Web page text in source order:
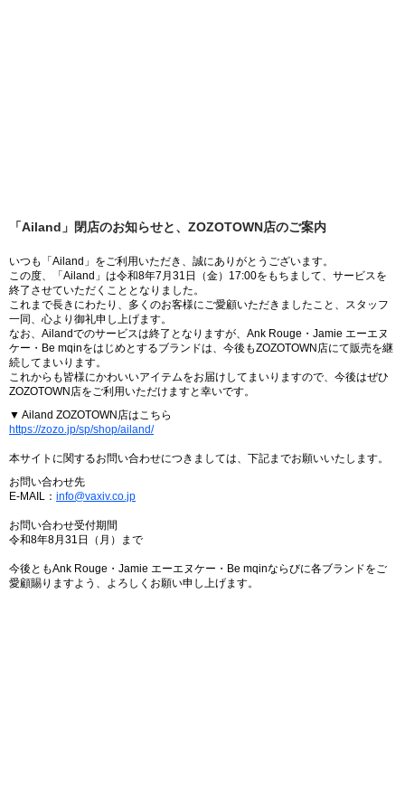
「Ailand」閉店のお知らせと、ZOZOTOWN店のご案内
いつも「Ailand」をご利用いただき、誠にありがとうございます。
この度、「Ailand」は令和8年7月31日（金）17:00をもちまして、サービスを
終了させていただくこととなりました。
これまで長きにわたり、多くのお客様にご愛顧いただきましたこと、スタッフ
一同、心より御礼申し上げます。
なお、Ailandでのサービスは終了となりますが、Ank Rouge・Jamie エーエヌ
ケー・Be mqinをはじめとするブランドは、今後もZOZOTOWN店にて販売を継
続してまいります。
これからも皆様にかわいいアイテムをお届けしてまいりますので、今後はぜひ
ZOZOTOWN店をご利用いただけますと幸いです。
▼ Ailand ZOZOTOWN店はこちら
https://zozo.jp/sp/shop/ailand/
本サイトに関するお問い合わせにつきましては、下記までお願いいたします。
お問い合わせ先
E-MAIL： info@vaxiv.co.jp
お問い合わせ受付期間
令和8年8月31日（月）まで
今後ともAnk Rouge・Jamie エーエヌケー・Be mqinならびに各ブランドをご
愛顧賜りますよう、よろしくお願い申し上げます。